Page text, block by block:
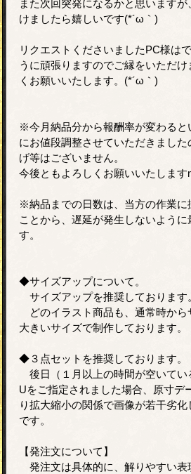
また次回突発になるかと思います
けましたら嬉しいです(*´ω｀)
リクエストくださいましたPC様は
うに頑張りますのでご縁をいただ
くお願いいたし
※今月納品分から報酬率が変わる
にお値段調整させていただきまし
げ等はございません。
今後ともよろしくお願いいたします
※納品までの日数は、当方の作業
ことから、遅延が発生しないよう
す。
◆サイズアップについて。
サイズアップを推奨しております
どのイラスト商品も、通常時から
大きいサイズで制作しております。
◆３点セットを推奨しております。
後日（１月以上の時間が空いてい
Uをご指定されました場合、原寸デ
り拡大縮小の関係で画像が若干劣
です。
【発注文について】
発注文は具体的に、解りやすい表